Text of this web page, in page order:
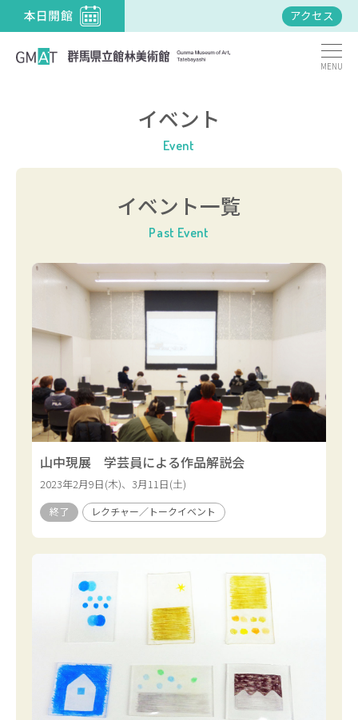
アクセス
MENU
イベント
Event
イベント一覧
Past Event
山中現展 学芸員による作品解説会
2023年2月9日(木)、3月11日(土)
終了 レクチャー／トークイベント